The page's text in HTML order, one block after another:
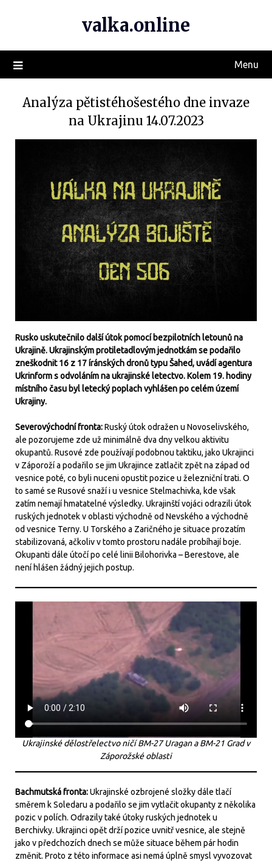
valka.online
Menu
Analýza pětistéhošestého dne invaze
na Ukrajinu 14.07.2023
Rusko uskutečnilo další útok pomocí bezpilotních letounů na
Ukrajině. Ukrajinským protiletadlovým jednotkám se podařilo
zneškodnit 16 z 17 íránských dronů typu Šahed, uvádí agentura
Ukrinform s odvoláním na ukrajinské letectvo. Kolem 19. hodiny
místního času byl letecký poplach vyhlášen po celém území
Ukrajiny.
Severovýchodní fronta:Ruský útok odražen u Novoselivského,
ale pozorujeme zde už minimálně dva dny velkou aktivitu
okupantů. Rusové zde používají podobnou taktiku, jako Ukrajinci
v Záporoží a podařilo se jim Ukrajince zatlačit zpět na západ od
vesnice poté, co byli nuceni opustit pozice u železniční trati. O
to samé se Rusové snaží i u vesnice Stelmachivka, kde však
zatím nemají hmatatelné výsledky. Ukrajinští vojáci odrazili útok
ruských jednotek v oblasti východně od Nevského a východně
od vesnice Terny. U Torského a Zaričného je situace prozatím
stabilizovaná, ačkoliv v tomto prostoru nadále probíhají boje.
Okupanti dále útočí po celé linii Bilohorivka – Berestove, ale
není hlášen žádný jejich postup.
Ukrajinské dělostřelectvo ničí BM-27 Uragan a BM-21 Grad v
Záporožské oblasti
Bachmutská fronta:Ukrajinské ozbrojené složky dále tlačí
směrem k Soledaru a podařilo se jim vytlačit okupanty z několika
pozic v polích. Odrazily také útoky ruských jednotek u
Berchivky. Ukrajinci opět drží pozice uvnitř vesnice, ale stejně
jako v předchozích dnech se může situace během pár hodin
změnit. Proto z této informace asi nemá úplně smysl vyvozovat